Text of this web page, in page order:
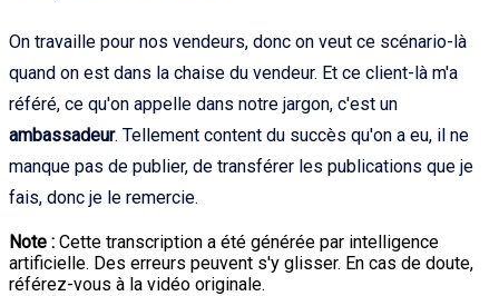
On travaille pour nos vendeurs, donc on veut ce scénario-là
quand on est dans la chaise du vendeur. Et ce client-là m'a
référé, ce qu'on appelle dans notre jargon, c'est un
ambassadeur. Tellement content du succès qu'on a eu, il ne
manque pas de publier, de transférer les publications que je
fais, donc je le remercie.
Note : Cette transcription a été générée par intelligence
artificielle. Des erreurs peuvent s'y glisser. En cas de doute,
référez-vous à la vidéo originale.